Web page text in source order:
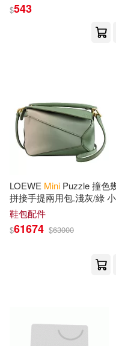
Ocena(12)
On Time
Randi(12)
Suzanne(12)
幼福編輯部(12)
Atlasbooks Dist
Carson-Dellosa
Cengage
Dover Pubns(4)
Hoxton Mini
溫亮度)
$543
LOEWE Mini Puzzle 撞色
拼接手提兩用包.淺灰/綠 小
鞋包配件
$61674 $63000